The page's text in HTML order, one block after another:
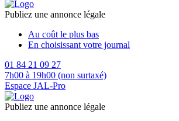
Publiez une annonce légale
Au coût le plus bas
En choisissant votre journal
01 84 21 09 27
7h00 à 19h00 (non surtaxé)
Espace JAL-Pro
Publiez une annonce légale